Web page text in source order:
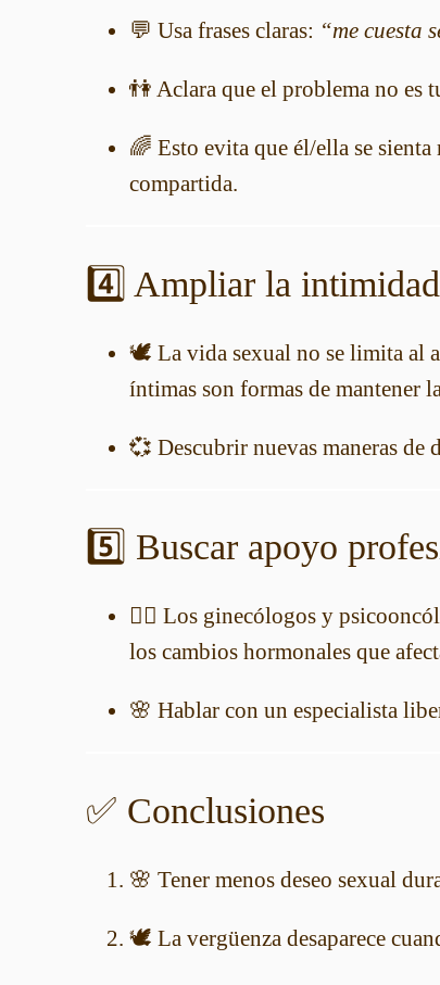
💬 Usa frases claras: “me cuesta
👫 Aclara que el problema no es
🌈 Esto evita que él/ella se
compartida.
4️⃣ Ampliar la intimidad
🕊️ La vida sexual no se limita al
íntimas son formas de mantener
💞 Descubrir nuevas maneras
5️⃣ Buscar apoyo
👩‍⚕️ Los ginecólogos y
los cambios hormonales que
🌸 Hablar con un especialista
✅ Conclusiones
🌸 Tener menos deseo sexual
🕊️ La vergüenza desaparece